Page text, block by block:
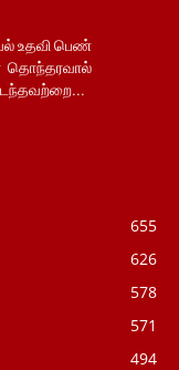
உதவி பெண்
தொந்தரவால்
655
626
578
571
494